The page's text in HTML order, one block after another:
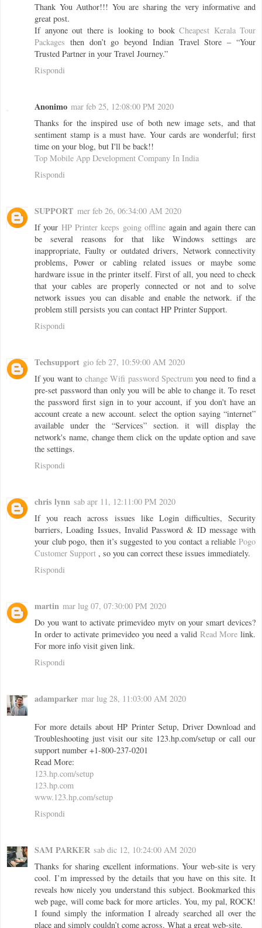
Thank You Author!!! You are sharing the very informative and
great post.
If anyone out there is looking to book Cheapest Kerala Tour
Packages then don’t go beyond Indian Travel Store – “Your
Trusted Partner in your Travel Journey.”
Rispondi
Anonimo mar feb 25, 12:08:00 PM 2020
Thanks for the inspired use of both new image sets, and that
sentiment stamp is a must have. Your cards are wonderful; first
time on your blog, but I'll be back!!
Top Mobile App Development Company In India
Rispondi
SUPPORT mer feb 26, 06:34:00 AM 2020
If your HP Printer keeps going offline again and again there can
be several reasons for that like Windows settings are
inappropriate, Faulty or outdated drivers, Network connectivity
problems, Power or cabling related issues or maybe some
hardware issue in the printer itself. First of all, you need to check
that your cables are properly connected or not and to solve
network issues you can disable and enable the network. if the
problem still persists you can contact HP Printer Support.
Rispondi
Techsupport gio feb 27, 10:59:00 AM 2020
If you want to change Wifi password Spectrumyou need to find a
pre-set password than only you will be able to change it. To reset
the password first sign in to your account, if you don't have an
account create a new account. select the option saying “internet”
available under the “Services” section. it will display the
network's name, change them click on the update option and save
the settings.
Rispondi
chris lynn sab apr 11, 12:11:00 PM 2020
If you reach across issues like Login difficulties, Security
barriers, Loading Issues, Invalid Password & ID message with
your club pogo, then it’s suggested to you contact a reliable Pogo
Customer Support , so you can correct these issues immediately.
Rispondi
martin mar lug 07, 07:30:00 PM 2020
Do you want to activate primevideo mytv on your smart devices?
In order to activate primevideo you need a valid Read More link.
For more info visit given link.
Rispondi
adamparker mar lug 28, 11:03:00 AM 2020
For more details about HP Printer Setup, Driver Download and
Troubleshooting just visit our site 123.hp.com/setup or call our
support number +1-800-237-0201
Read More:
123.hp.com/setup
123.hp.com
www.123.hp.com/setup
Rispondi
SAM PARKER sab dic 12, 10:24:00 AM 2020
Thanks for sharing excellent informations. Your web-site is very
cool. I’m impressed by the details that you have on this site. It
reveals how nicely you understand this subject. Bookmarked this
web page, will come back for more articles. You, my pal, ROCK!
I found simply the information I already searched all over the
place and simply couldn’t come across. What a great web-site.